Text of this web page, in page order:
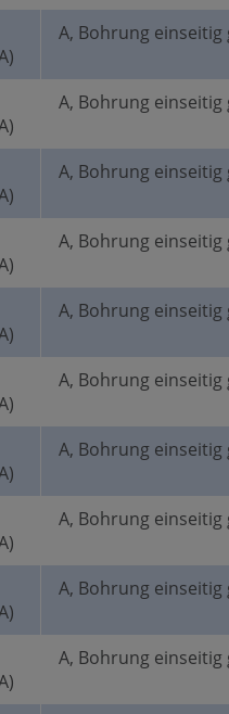
A, Bohrung
A, Bohrung
A, Bohrung
A, Bohrung
A, Bohrung
A, Bohrung
A, Bohrung
A, Bohrung
A, Bohrung
A, Bohrung